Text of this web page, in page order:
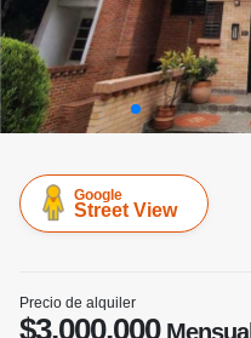
Google
Street View
Precio de alquiler
$3.000.000Mensual